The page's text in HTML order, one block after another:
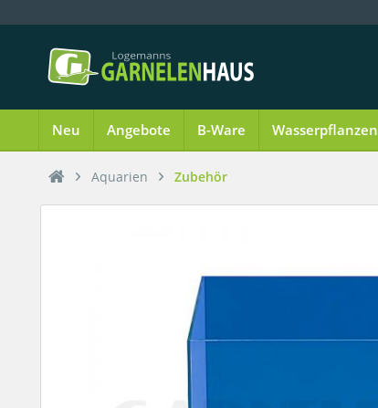
Neu Angebote B-Ware Wasserpflanzen
Aquarien Zubehör